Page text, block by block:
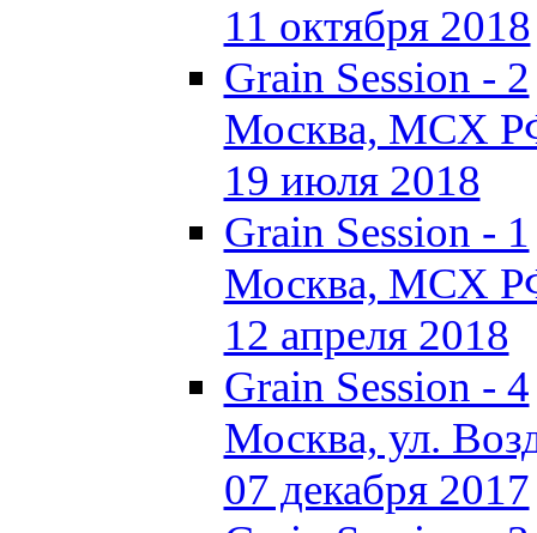
11 октября 2018
Grain Session - 2
Москва, МСХ
19 июля 2018
Grain Session - 1
Москва, МСХ
12 апреля 2018
Grain Session - 4
Москва, ул.
07 декабря 2017